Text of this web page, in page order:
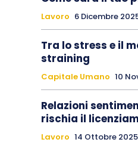
Lavoro 6 Dicembre
Tra lo stress e il
straining
Capitale Umano 10
Relazioni
rischia il
Lavoro 14 Ottobre 2025